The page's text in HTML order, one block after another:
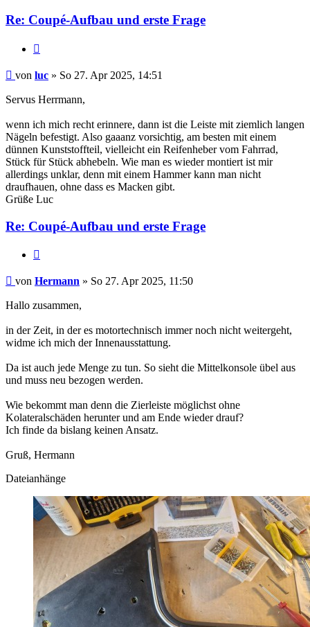
Re: Coupé-Aufbau und erste Frage
von luc » So 27. Apr 2025, 14:51
Servus Herrmann,
wenn ich mich recht erinnere, dann ist die Leiste mit ziemlich langen
Nägeln befestigt. Also gaaanz vorsichtig, am besten mit einem
dünnen Kunststoffteil, vielleicht ein Reifenheber vom Fahrrad,
Stück für Stück abhebeln. Wie man es wieder montiert ist mir
allerdings unklar, denn mit einem Hammer kann man nicht
draufhauen, ohne dass es Macken gibt.
Grüße Luc
Re: Coupé-Aufbau und erste Frage
von Hermann » So 27. Apr 2025, 11:50
Hallo zusammen,
in der Zeit, in der es motortechnisch immer noch nicht weitergeht,
widme ich mich der Innenausstattung.
Da ist auch jede Menge zu tun. So sieht die Mittelkonsole übel aus
und muss neu bezogen werden.
Wie bekommt man denn die Zierleiste möglichst ohne
Kolateralschäden herunter und am Ende wieder drauf?
Ich finde da bislang keinen Ansatz.
Gruß, Hermann
Dateianhänge